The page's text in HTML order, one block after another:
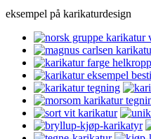
eksempel på karikaturdesign